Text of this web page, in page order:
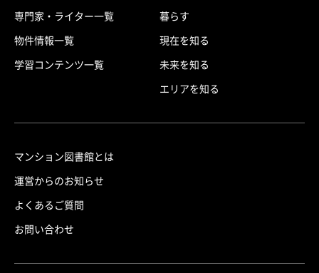
専門家・ライター一覧
物件情報一覧
学習コンテンツ一覧
暮らす
現在を知る
未来を知る
エリアを知る
マンション図書館とは
運営からのお知らせ
よくあるご質問
お問い合わせ